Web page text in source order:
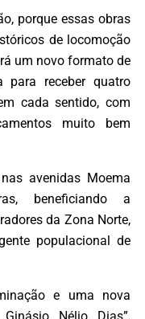
porque essas obras
de locomoção
um novo formato de
para receber quatro
cada sentido, com
muito bem
avenidas Moema
beneficiando a
da Zona Norte,
populacional de
e uma nova